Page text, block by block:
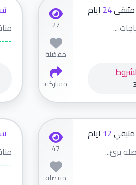
متبقي24 ايام
...
27
مفضلة
مشاركة
متبقي12 ايام
برئ...
47
مفضلة